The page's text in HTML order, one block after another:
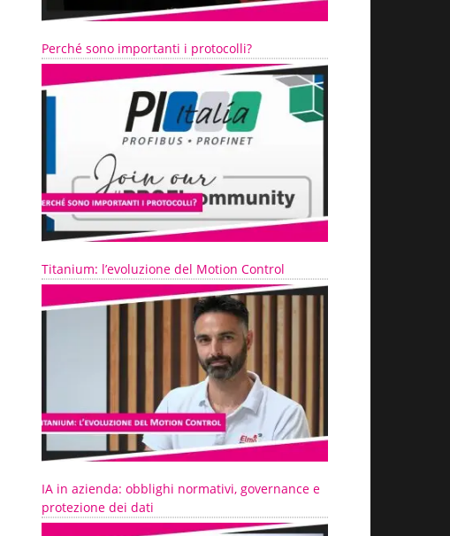
Perché sono importanti i protocolli?
Titanium: l’evoluzione del Motion Control
IA in azienda: obblighi normativi, governance e
protezione dei dati